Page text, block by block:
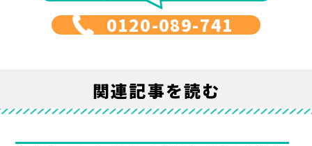
0120-089-741
関連記事を読む